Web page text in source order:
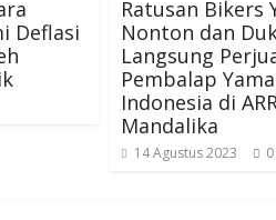
Deflasi
Ratusan Bikers
Nonton dan
Langsung
Pembalap
Indonesia di
Mandalika
14 Agustus 2023 0